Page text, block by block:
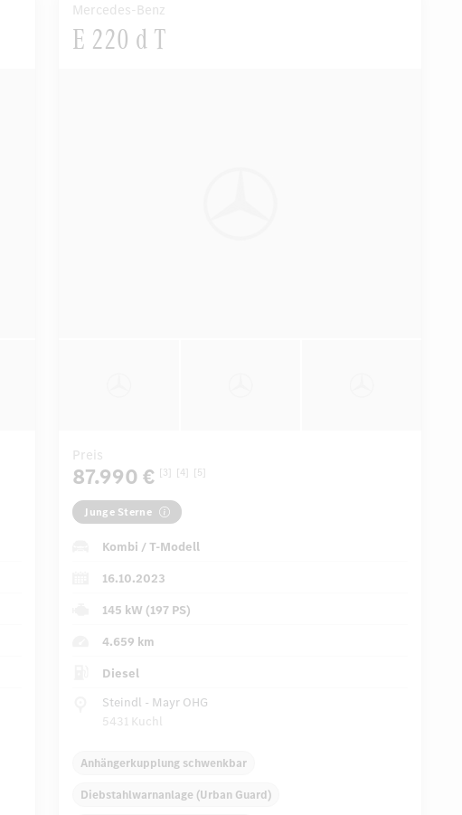
Mercedes-Benz
E 220 d T
Preis
87.990 € [3] [4] [5]
Junge Sterne
Kombi / T-Modell
16.10.2023
145 kW (197 PS)
4.659 km
Diesel
Steindl - Mayr OHG
5431 Kuchl
Anhängerkupplung schwenkbar
Diebstahlwarnanlage (Urban Guard)